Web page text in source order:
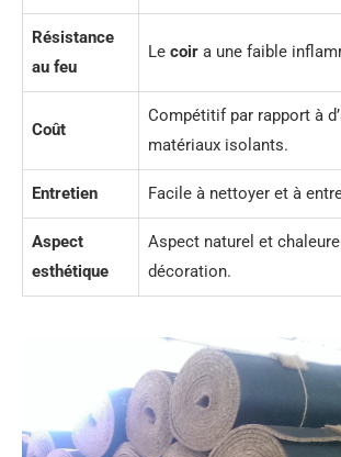
Résistance
au feu
Le coir a une faible
Coût
Compétitif par rapport à
matériaux isolants.
Entretien Facile à nettoyer et à
Aspect
esthétique
Aspect naturel et
décoration.